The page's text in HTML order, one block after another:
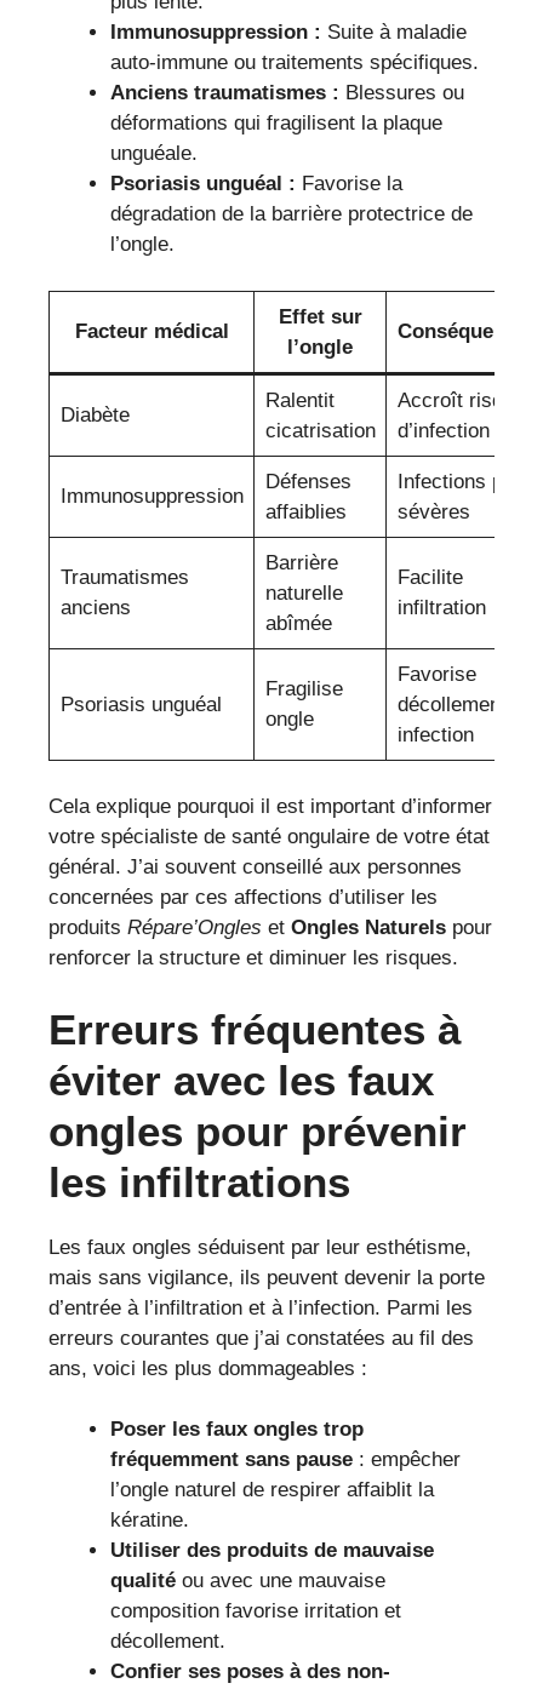
Immunosuppression : Suite à maladie
auto-immune ou traitements spécifiques.
Anciens traumatismes : Blessures ou
déformations qui fragilisent la plaque
unguéale.
Psoriasis unguéal : Favorise la
dégradation de la barrière protectrice de
l’ongle.
Facteur médical
Effet sur
l’ongle
Conséquences
Diabète
Ralentit
cicatrisation
Accroît risque
d’infection
Immunosuppression
Défenses
affaiblies
Infections plus
sévères
Traumatismes
anciens
Barrière
naturelle
abîmée
Facilite
infiltration
Psoriasis unguéal
Fragilise
ongle
Favorise
décollement et
infection
Cela explique pourquoi il est important d’informer
votre spécialiste de santé ongulaire de votre état
général. J’ai souvent conseillé aux personnes
concernées par ces affections d’utiliser les
produits Répare’Ongles et Ongles Naturels pour
renforcer la structure et diminuer les risques.
Erreurs fréquentes à
éviter avec les faux
ongles pour prévenir
les infiltrations
Les faux ongles séduisent par leur esthétisme,
mais sans vigilance, ils peuvent devenir la porte
d’entrée à l’infiltration et à l’infection. Parmi les
erreurs courantes que j’ai constatées au fil des
ans, voici les plus dommageables :
Poser les faux ongles trop
fréquemment sans pause : empêcher
l’ongle naturel de respirer affaiblit la
kératine.
Utiliser des produits de mauvaise
qualité ou avec une mauvaise
composition favorise irritation et
décollement.
Confier ses poses à des non-